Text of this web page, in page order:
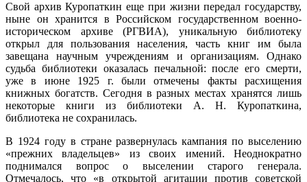
Свой архив Куропаткин еще при жизни передал государству,
ныне он хранится в Российском государственном военно-
историческом архиве (РГВИА), уникальную библиотеку
открыл для пользования населения, часть книг им была
завещана научным учреждениям и организациям. Однако
судьба библиотеки оказалась печальной: после его смерти,
уже в июне 1925 г. были отмечены факты расхищения
книжных богатств. Сегодня в разных местах хранятся лишь
некоторые книги из библиотеки А. Н. Куропаткина,
библиотека не сохранилась.
В 1924 году в стране развернулась кампания по выселению
«прежних владельцев» из своих имений. Неоднократно
поднимался вопрос о выселении старого генерала.
Отмечалось, что «в открытой агитации против советской